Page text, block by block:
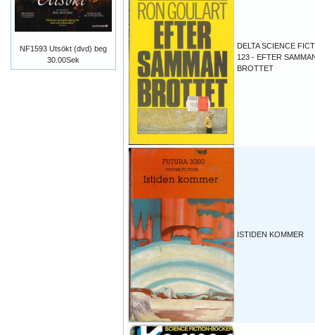
DELTA SCIENCE
123 - EFTER
BROTTET
ISTIDEN KOMMER
NF1593 Utsökt (dvd) beg
30.00Sek